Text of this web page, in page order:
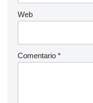
Web
Comentario *